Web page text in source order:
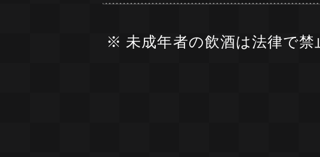
※ 未成年者の飲酒は法律で禁